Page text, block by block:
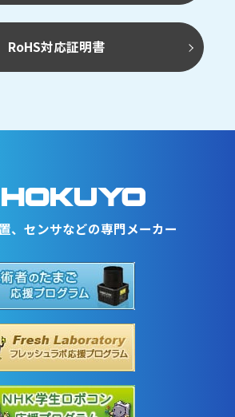
RoHS対応証明書
、センサなどの専門メーカー